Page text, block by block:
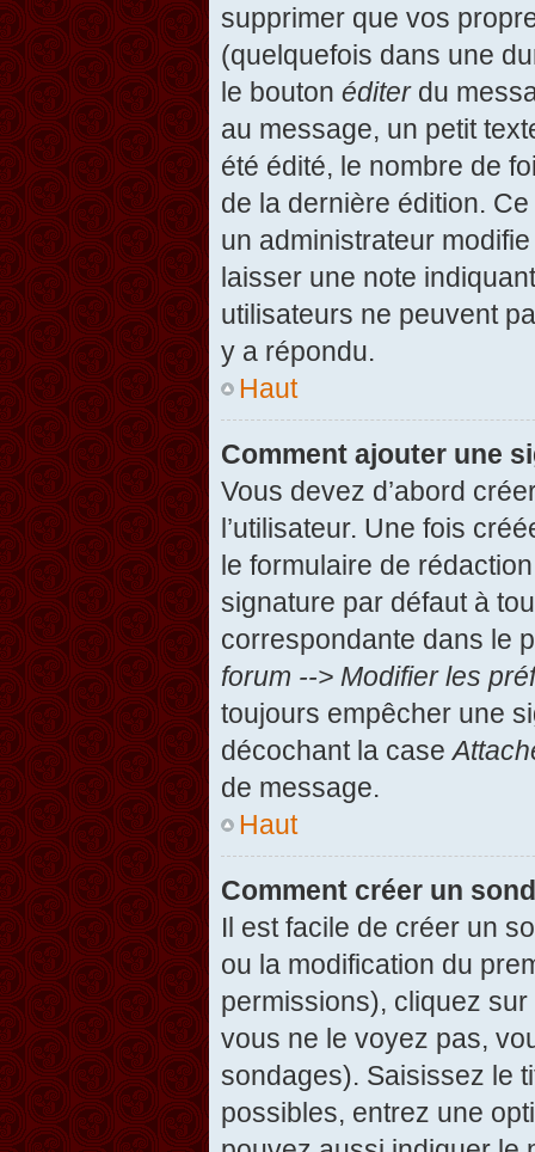
supprimer que vos
(quelquefois dans une
le bouton éditerdu
au message, un petit
été édité, le nombre de
de la dernière édition.
un administrateur
laisser une note
utilisateurs ne peuvent
y a répondu.
Haut
Comment ajouter une
Vous devez d’abord
l’utilisateur. Une fois
le formulaire de
signature par défaut à
correspondante dans le
forum --> Modifier les
toujours empêcher une
décochant la case
de message.
Haut
Comment créer un
Il est facile de créer un
ou la modification du
permissions), cliquez sur
vous ne le voyez pas,
sondages). Saisissez le
possibles, entrez une